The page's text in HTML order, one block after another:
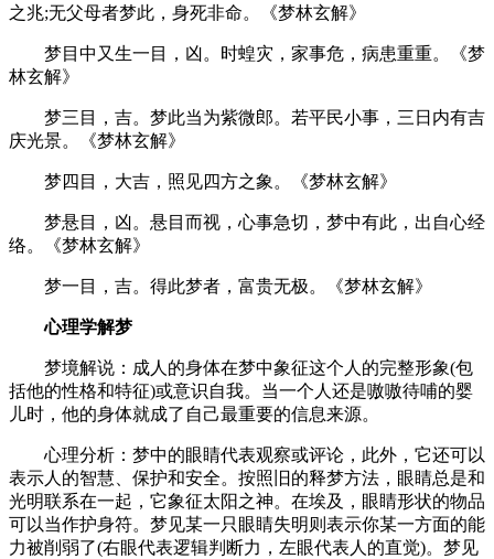
之兆;无父母者梦此，身死非命。《梦林玄解》
梦目中又生一目，凶。时蝗灾，家事危，病患重重。《梦
林玄解》
梦三目，吉。梦此当为紫微郎。若平民小事，三日内有吉
庆光景。《梦林玄解》
梦四目，大吉，照见四方之象。《梦林玄解》
梦悬目，凶。悬目而视，心事急切，梦中有此，出自心经
络。《梦林玄解》
梦一目，吉。得此梦者，富贵无极。《梦林玄解》
心理学解梦
梦境解说：成人的身体在梦中象征这个人的完整形象(包
括他的性格和特征)或意识自我。当一个人还是嗷嗷待哺的婴
儿时，他的身体就成了自己最重要的信息来源。
心理分析：梦中的眼睛代表观察或评论，此外，它还可以
表示人的智慧、保护和安全。按照旧的释梦方法，眼睛总是和
光明联系在一起，它象征太阳之神。在埃及，眼睛形状的物品
可以当作护身符。梦见某一只眼睛失明则表示你某一方面的能
力被削弱了(右眼代表逻辑判断力，左眼代表人的直觉)。梦见